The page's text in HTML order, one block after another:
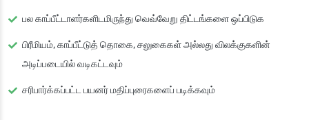
பல காப்பீட்டாளர்களிடமிருந்து வெவ்வேறு திட்டங்களை ஒப்பிடுக
பிரீமியம், காப்பீட்டுத் தொகை, சலுகைகள் அல்லது விலக்குகளின்
அடிப்படையில் வடிகட்டவும்
சரிபார்க்கப்பட்ட பயனர் மதிப்புரைகளைப் படிக்கவும்